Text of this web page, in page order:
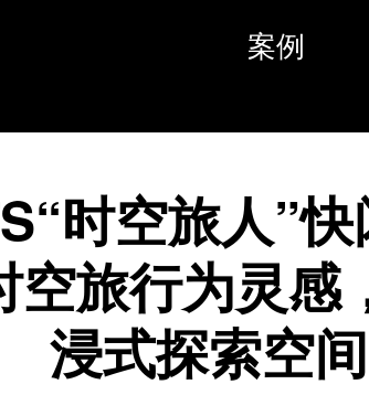
案例
时空旅人”
空旅行为灵感
浸式探索空间